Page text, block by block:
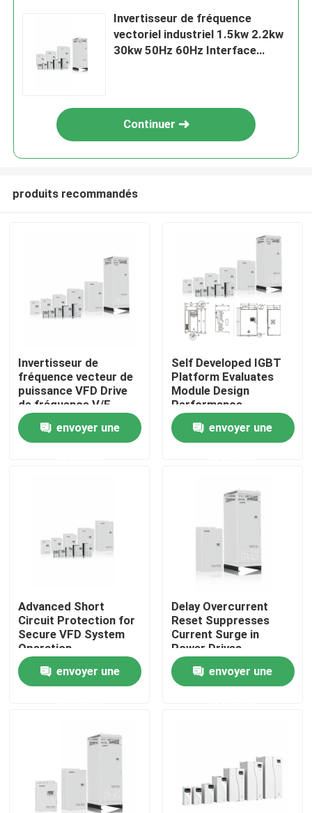
À la maison
À propos de nous
Contrôle de la qualité
Nous contacter
Demandez un devis
commande variable de fréquence de vfd
Invertisseur de fréquence
vectoriel industriel 1.5kw 2.2kw
30kw 50Hz 60Hz Interface
Continuer
produits recommandés
Invertisseur de
fréquence vecteur de
puissance VFD Drive
de fréquence V/F
Contrôle 200-240V
1PH/3PH Voltage
d'entrée Basse
envoyer une
Self Developed IGBT
Platform Evaluates
Module Design
Performance
envoyer une
Advanced Short
Circuit Protection for
Secure VFD System
Operation
envoyer une
Delay Overcurrent
Reset Suppresses
Current Surge in
Power Drives
envoyer une